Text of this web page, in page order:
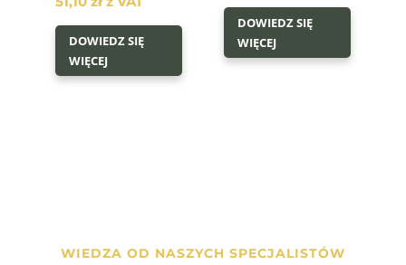
DOWIEDZ SIĘ
WIĘCEJ
DOWIEDZ SIĘ
WIĘCEJ
WIEDZA OD NASZYCH SPECJALISTÓW